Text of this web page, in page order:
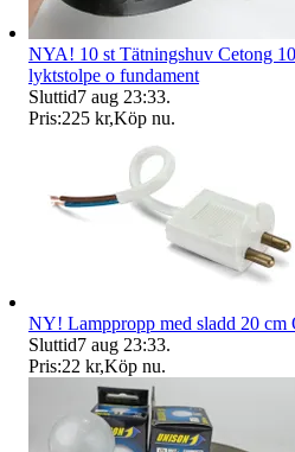
NYA! 10 st Tätningshuv Cetong
lyktstolpe o fundament
Sluttid7 aug 23:33.
Pris:225 kr,Köp nu.
NY! Lamppropp med sladd 20 cm
Sluttid7 aug 23:33.
Pris:22 kr,Köp nu.